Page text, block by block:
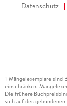
Datenschutz
1 Mängelexemplare sind
einschränken.
Die frühere
sich auf den